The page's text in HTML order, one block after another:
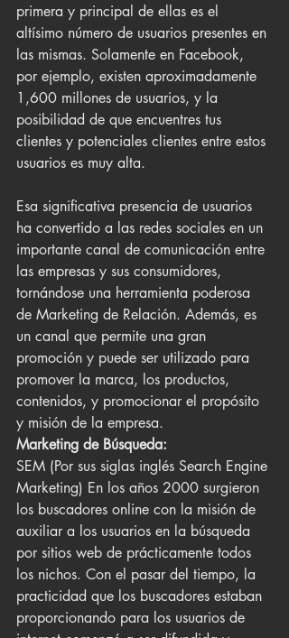
primera y principal de ellas es el
altísimo número de usuarios presentes en
las mismas. Solamente en Facebook,
por ejemplo, existen aproximadamente
1,600 millones de usuarios, y la
posibilidad de que encuentres tus
clientes y potenciales clientes entre estos
usuarios es muy alta.
Esa significativa presencia de usuarios
ha convertido a las redes sociales en un
importante canal de comunicación entre
las empresas y sus consumidores,
tornándose una herramienta poderosa
de Marketing de Relación. Además, es
un canal que permite una gran
promoción y puede ser utilizado para
promover la marca, los productos,
contenidos, y promocionar el propósito
y misión de la empresa.
Marketing de Búsqueda:
SEM (Por sus siglas inglés Search Engine
Marketing) En los años 2000 surgieron
los buscadores online con la misión de
auxiliar a los usuarios en la búsqueda
por sitios web de prácticamente todos
los nichos. Con el pasar del tiempo, la
practicidad que los buscadores estaban
proporcionando para los usuarios de